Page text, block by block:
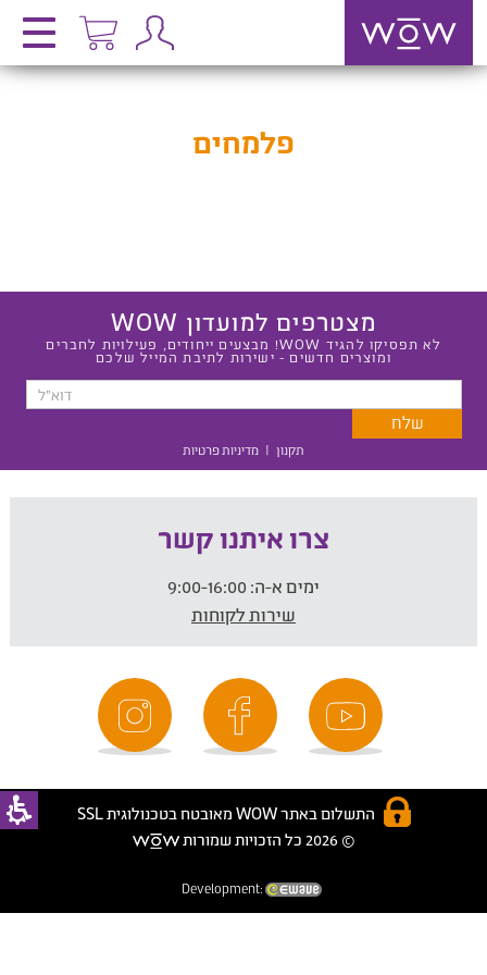
פלמחים
מצטרפים למועדון WOW
לא תפסיקו להגיד WOW! מבצעים ייחודים, פעילויות לחברים
ומוצרים חדשים - ישירות לתיבת המייל שלכם
תקנון | מדיניות פרטיות
צרו איתנו קשר
ימים א-ה:
שירות לקוחות
התשלום באתר WOW מאובטח בטכנולוגית SSL
© 2026 כל הזכויות שמורות
Development: